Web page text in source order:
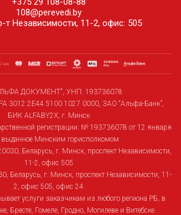
108@perevedi.by
т Независимости, 11-2, офис: 505
ДОКУМЕНТ", УНП: 193736078
3012 2E44 5100 1027 0000, ЗАО “Альфа-Банк”,
БИК ALFABY2X, г. Минск
регистрации: № 193736078 от 12 января
выданное Минским горисполкомом
Беларусь, г. Минск, проспект Независимости,
11-2, офис 505
Беларусь, г. Минск, проспект Независимости, 11-
2, офис 505, офис 24
услуги заказчикам из любого региона РБ, в
Бресте, Гомеле, Гродно, Могилеве и Витебске.